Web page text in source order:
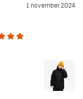
1. november 2024